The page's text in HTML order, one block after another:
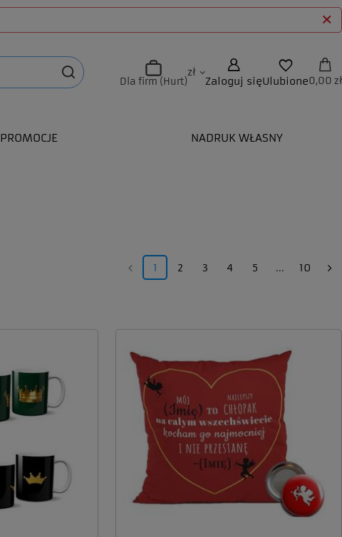
Dla firm (Hurt)
zł
Zaloguj sięUlubione0,00 zł
PROMOCJE NADRUK WŁASNY
1 2 3 4 5 ... 10